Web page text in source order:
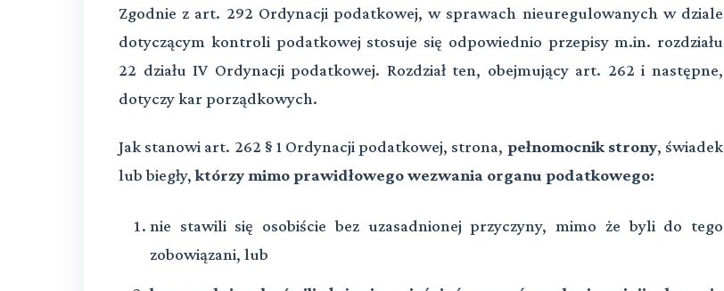
Zgodnie z art. 292 Ordynacji podatkowej, w sprawach nieuregulowanych w dziale
dotyczącym kontroli podatkowej stosuje się odpowiednio przepisy m.in. rozdziału
22 działu IV Ordynacji podatkowej. Rozdział ten, obejmujący art. 262 i następne,
dotyczy kar porządkowych.
Jak stanowi art. 262 § 1 Ordynacji podatkowej, strona, pełnomocnik strony, świadek
lub biegły,którzy mimo prawidłowego wezwania organu podatkowego:
nie stawili się osobiście bez uzasadnionej przyczyny, mimo że byli do tego
zobowiązani, lub